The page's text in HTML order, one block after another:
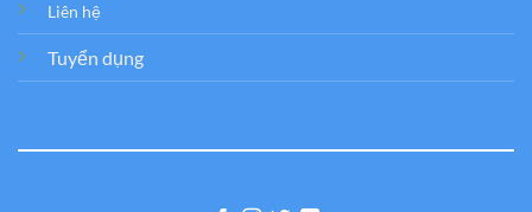
Liên hệ
Tuyển dụng